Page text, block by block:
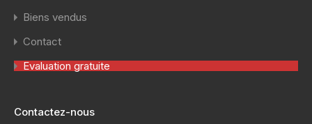
Biens vendus
Contact
Evaluation gratuite
Contactez-nous